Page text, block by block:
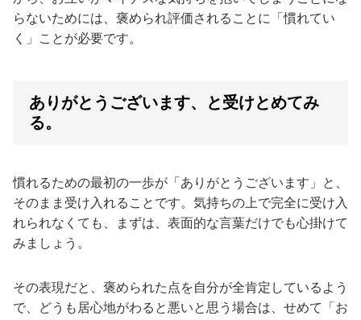
らないためには、褒められ評価されることに「慣れてい
く」ことが必要です。
ありがとうございます、と受けとめてみ
る。
慣れるための最初の一歩が「ありがとうございます」と、
そのまま受け入れることです。気持ちの上で完全に受け入
れられなくても、まずは、表面的な言葉だけでも心掛けて
みましょう。
その表現だと、褒められた点を自分が全肯定しているよう
で、どうも居心地がわると悪いと思う場合は、せめて「お